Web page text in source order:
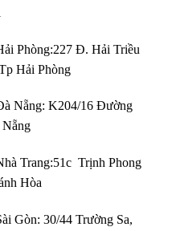
Phòng:227 Đ. Hải Triều
Hải Phòng
Nẵng: K204/16 Đường
Trang:51c Trịnh Phong
Hòa
Gòn: 30/44 Trường Sa,